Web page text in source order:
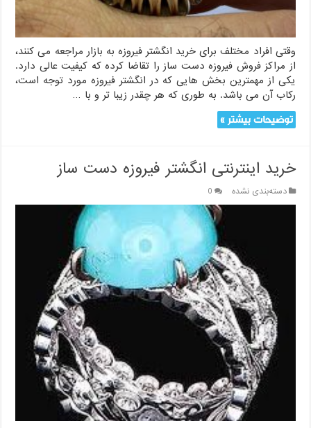
وقتی افراد مختلف برای خرید انگشتر فیروزه به بازار مراجعه می کنند،
از مراکز فروش فیروزه دست ساز را تقاضا کرده که کیفیت عالی دارد.
یکی از مهمترین بخش هایی که در انگشتر فیروزه مورد توجه است،
رکاب آن می باشد. به طوری که هر چقدر زیبا تر و با …
توضیحات بیشتر »
خرید اینترنتی انگشتر فیروزه دست ساز
دسته‌بندی نشده 0